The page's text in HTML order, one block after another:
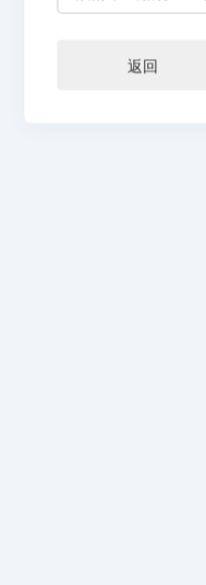
返回